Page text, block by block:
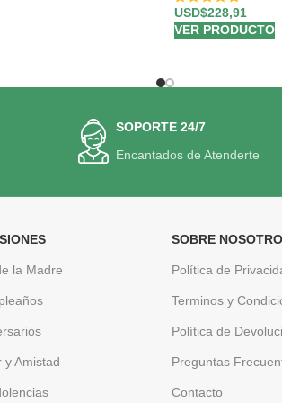
USD$228,91
VER PRODUCTO
SOPORTE 24/7
Encantados de Atenderte
la Madre
y Amistad
SOBRE
Política de
Terminos y
Política de
Preguntas
Contacto